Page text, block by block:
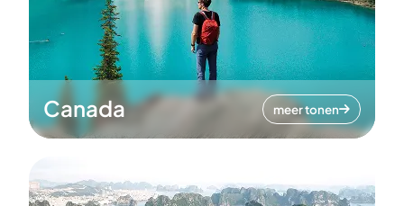
Canada meer tonen